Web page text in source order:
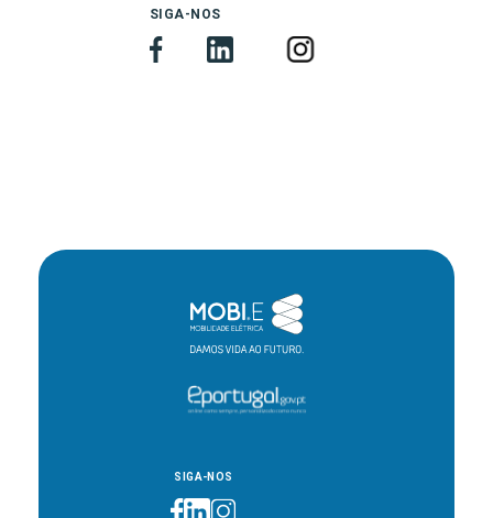
SIGA-NOS
SIGA-NOS